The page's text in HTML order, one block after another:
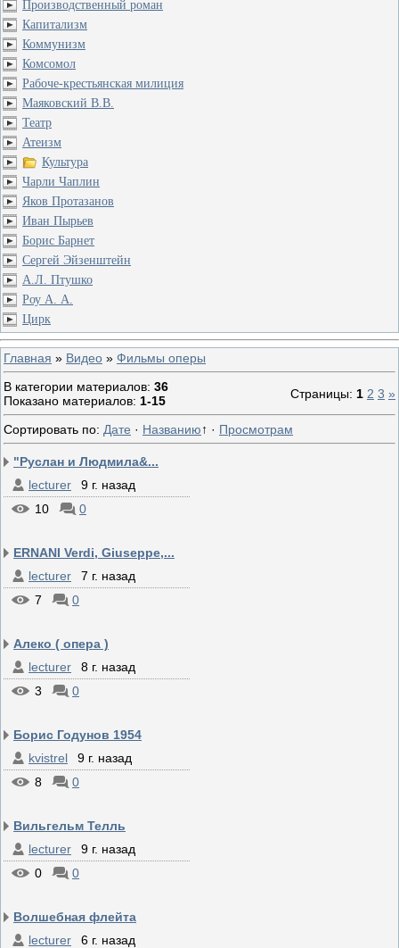
Производственный роман
Капитализм
Коммунизм
Комсомол
Рабоче-крестьянская милиция
Маяковский В.В.
Театр
Атеизм
Культура
Чарли Чаплин
Яков Протазанов
Иван Пырьев
Борис Барнет
Сергей Эйзенштейн
А.Л. Птушко
Роу А. А.
Цирк
Главная » Видео » Фильмы оперы
В категории материалов: 36
Показано материалов: 1-15 Страницы: 1 2 3 »
Сортировать по: Дате · Названию↑ · Просмотрам
"Руслан и Людмила&...
lecturer
9 г. назад
10
0
ERNANI Verdi, Giuseppe,...
lecturer
7 г. назад
7
0
Алеко ( опера )
lecturer
8 г. назад
3
0
Борис Годунов 1954
kvistrel
9 г. назад
8
0
Вильгельм Телль
lecturer
9 г. назад
0
0
Волшебная флейта
lecturer
6 г. назад